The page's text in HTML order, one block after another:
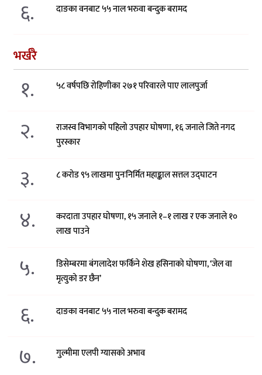
६. दाङका वनबाट ५५ नाल भरुवा बन्दुक बरामद
भर्खरै
१. ५८ वर्षपछि रोहिणीका २७१ परिवारले पाए लालपुर्जा
२.
राजस्व विभागको पहिलो उपहार घोषणा, १६ जनाले जिते नगद
पुरस्कार
३. ८ करोड ९५ लाखमा पुनःनिर्मित महाङ्काल सत्तल उद्घाटन
४.
करदाता उपहार घोषणा, १५ जनाले १–१ लाख र एक जनाले १०
लाख पाउने
५.
डिसेम्बरमा बंगलादेश फर्किने शेख हसिनाको घोषणा, ‘जेल वा
मृत्युको डर छैन’
६. दाङका वनबाट ५५ नाल भरुवा बन्दुक बरामद
७. गुल्मीमा एलपी ग्यासको अभाव